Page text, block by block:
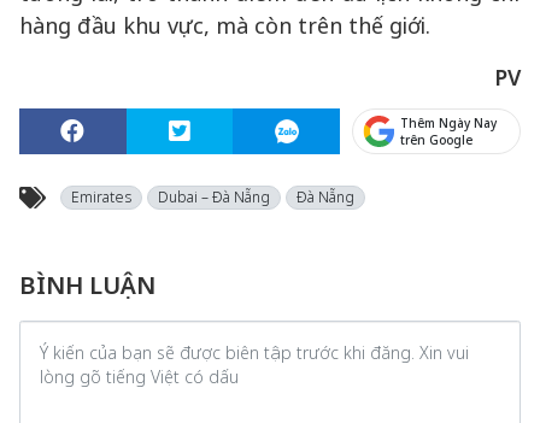
hàng đầu khu vực, mà còn trên thế giới.
PV
Thêm Ngày Nay
trên Google
Emirates Dubai – Đà Nẵng Đà Nẵng
BÌNH LUẬN